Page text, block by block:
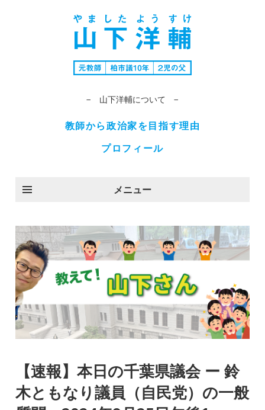
− 山下洋輔について −
教師から政治家を目指す理由
プロフィール
メニュー
【速報】本日の千葉県議会 ー 鈴
木ともなり議員（自民党）の一般